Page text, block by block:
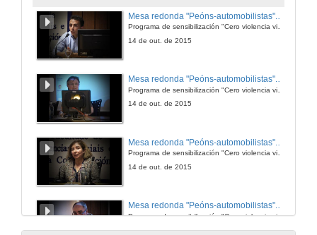
Programa de sensibilización "Cero violencia viaria"
14 de out. de 2015
Mesa redonda "Peóns-automobilistas". Intervención da ex-presidenta de Stop Accidentes
14 de out. de 2015
Programa de sensibilización "Cero violencia viaria"
14 de out. de 2015
Mesa redonda "Peóns-automobilistas". Intervención do Xefe da Policia Local.
Programa de sensibilización "Cero violencia viaria"
14 de out. de 2015